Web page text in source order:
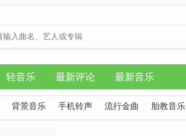
轻音乐 最新评论 最新音乐
背景音乐 手机铃声 流行金曲 胎教音乐